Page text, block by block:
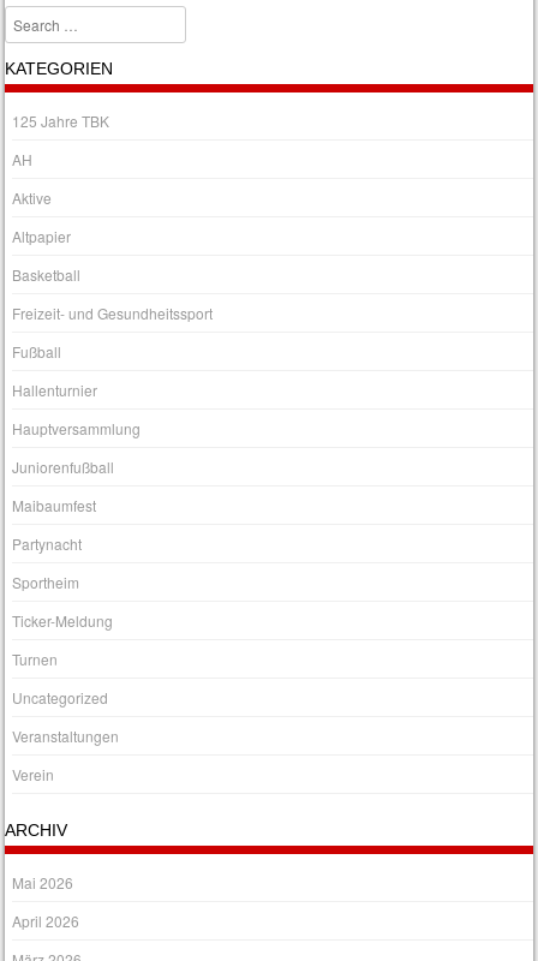
Search
KATEGORIEN
125 Jahre TBK
AH
Aktive
Altpapier
Basketball
Freizeit- und Gesundheitssport
Fußball
Hallenturnier
Hauptversammlung
Juniorenfußball
Maibaumfest
Partynacht
Sportheim
Ticker-Meldung
Turnen
Uncategorized
Veranstaltungen
Verein
ARCHIV
Mai 2026
April 2026